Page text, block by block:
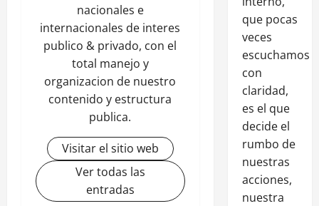
nacionales e
internacionales de interes
publico & privado, con el
total manejo y
organizacion de nuestro
contenido y estructura
publica.
Visitar el sitio web
Ver todas las
entradas
que pocas
veces
escuchamos
con
claridad,
es el que
decide el
rumbo de
nuestras
acciones,
nuestra